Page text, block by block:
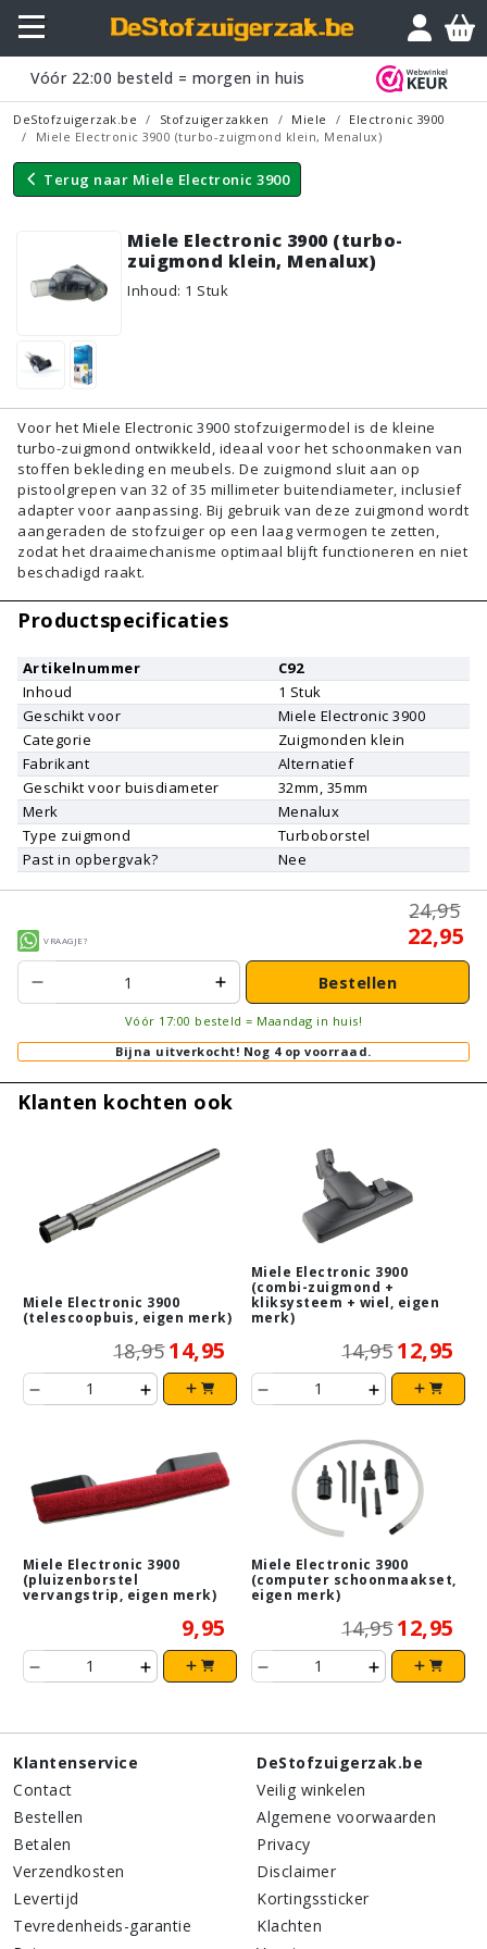
Vóór 22:00 besteld = morgen in huis
DeStofzuigerzak.be Stofzuigerzakken Miele
Electronic 3900
Miele Electronic 3900 (turbo-zuigmond klein, Menalux)
Terug naar Miele Electronic 3900
Miele Electronic 3900 (turbo-
zuigmond klein, Menalux)
Inhoud: 1 Stuk
Vraagje?
Voor het Miele Electronic 3900 stofzuigermodel is de kleine
turbo-zuigmond ontwikkeld, ideaal voor het schoonmaken van
stoffen bekleding en meubels. De zuigmond sluit aan op
pistoolgrepen van 32 of 35 millimeter buitendiameter, inclusief
adapter voor aanpassing. Bij gebruik van deze zuigmond wordt
aangeraden de stofzuiger op een laag vermogen te zetten,
zodat het draaimechanisme optimaal blijft functioneren en niet
beschadigd raakt.
Productspecificaties
Artikelnummer
C92
Inhoud
1 Stuk
Geschikt voor
Miele Electronic 3900
Categorie
Zuigmonden klein
Fabrikant
Alternatief
Geschikt voor buisdiameter
32mm, 35mm
Merk
Menalux
Type zuigmond
Turboborstel
Past in opbergvak?
Nee
Vraagje?
24,95
22,95
Bestellen
Vóór 17:00 besteld = Maandag in huis!
Bijna uitverkocht! Nog 4 op voorraad.
Klanten kochten ook
Miele Electronic 3900
(telescoopbuis, eigen merk)
18,95 14,95
Miele Electronic 3900
(combi-zuigmond +
kliksysteem + wiel, eigen
merk)
14,95 12,95
Miele Electronic 3900
(pluizenborstel
vervangstrip, eigen merk)
9,95
Miele Electronic 3900
(computer schoonmaakset,
eigen merk)
14,95 12,95
Klantenservice
Contact
Bestellen
Betalen
Verzendkosten
Levertijd
Tevredenheids-garantie
DeStofzuigerzak.be
Veilig winkelen
Algemene voorwaarden
Privacy
Disclaimer
Kortingssticker
Klachten